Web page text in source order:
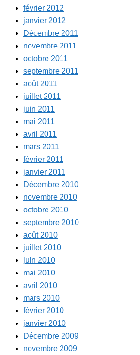
février 2012
janvier 2012
Décembre 2011
novembre 2011
octobre 2011
septembre 2011
août 2011
juillet 2011
juin 2011
mai 2011
avril 2011
mars 2011
février 2011
janvier 2011
Décembre 2010
novembre 2010
octobre 2010
septembre 2010
août 2010
juillet 2010
juin 2010
mai 2010
avril 2010
mars 2010
février 2010
janvier 2010
Décembre 2009
novembre 2009